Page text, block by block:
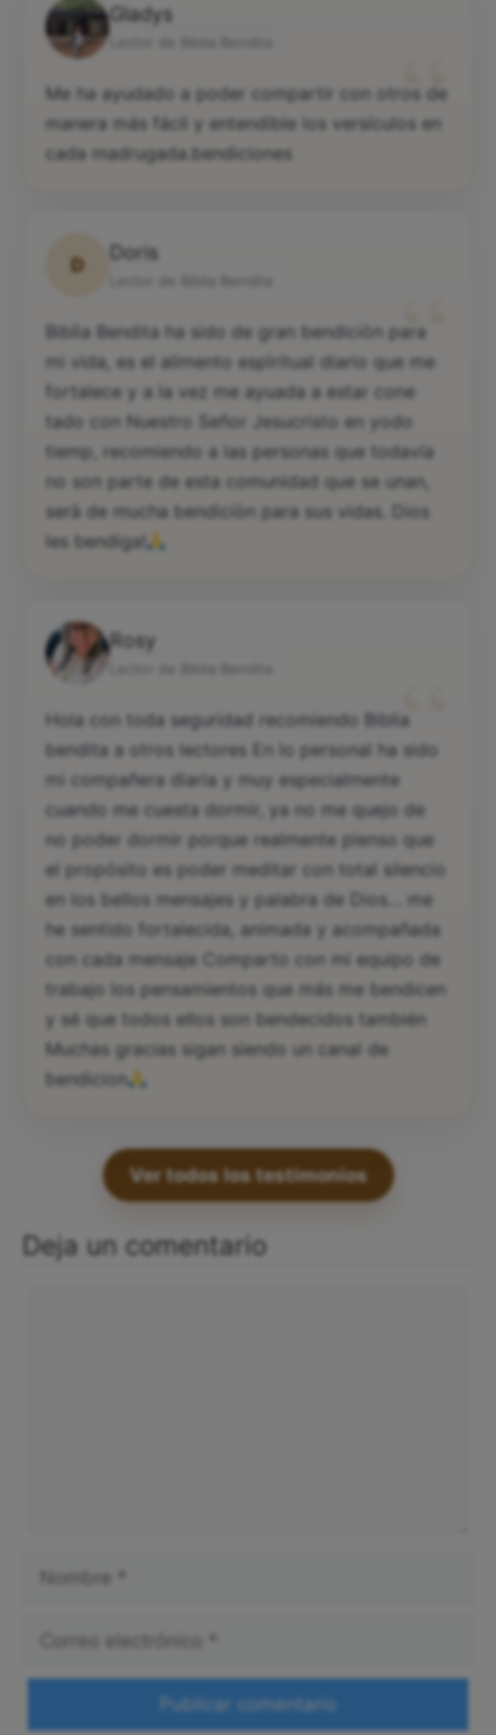
Gladys
“
Me ha ayudado a poder compartir con otros de
manera más fácil y entendible los versículos en
cada madrugada.bendiciones
D
Doris
“
Biblìa Bendita ha sido de gran bendiciòn para
mi vida, es el alimento espìritual diario que me
fortalece y a la vez me ayuada a estar cone
tado con Nuestro Señor Jesucristo en yodo
tiemp, recomiendo a las personas que todavía
no son parte de esta comunidad que se unan,
serà de mucha bendiciòn para sus vidas. Dios
les bendiga!
Rosy
“
Hola con toda seguridad recomiendo Biblia
bendita a otros lectores En lo personal ha sido
mi compañera diaria y muy especialmente
cuando me cuesta dormir, ya no me quejo de
no poder dormir porque realmente pienso que
el propósito es poder meditar con total silencio
en los bellos mensajes y palabra de Dios… me
he sentido fortalecida, animada y acompañada
con cada mensaje Comparto con mi equipo de
trabajo los pensamientos que más me bendicen
y sé que todos ellos son bendecidos también
Muchas gracias sigan siendo un canal de
bendicion
Ver todos los testimonios
Deja un comentario